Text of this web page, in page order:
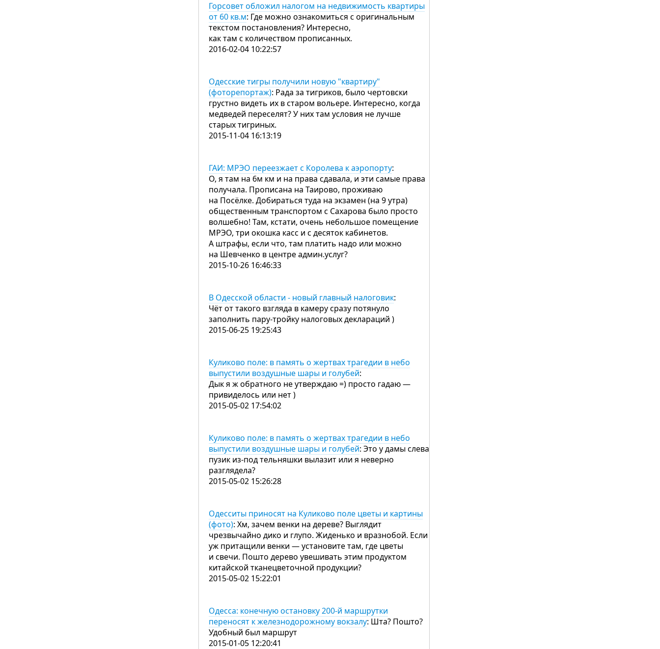
Горсовет обложил налогом на недвижимость квартиры
от 60 кв.м: Где можно ознакомиться с оригинальным
текстом постановления? Интересно,
как там с количеством прописанных.
2016-02-04 10:22:57
Одесские тигры получили новую "квартиру"
(фоторепортаж): Рада за тигриков, было чертовски
грустно видеть их в старом вольере. Интересно, когда
медведей переселят? У них там условия не лучше
старых тигриных.
2015-11-04 16:13:19
ГАИ: МРЭО переезжает с Королева к аэропорту:
О, я там на 6м км и на права сдавала, и эти самые права
получала. Прописана на Таирово, проживаю
на Посёлке. Добираться туда на экзамен (на 9 утра)
общественным транспортом с Сахарова было просто
волшебно! Там, кстати, очень небольшое помещение
МРЭО, три окошка касс и с десяток кабинетов.
А штрафы, если что, там платить надо или можно
на Шевченко в центре админ.услуг?
2015-10-26 16:46:33
В Одесской области - новый главный налоговик:
Чёт от такого взгляда в камеру сразу потянуло
заполнить пару-тройку налоговых деклараций )
2015-06-25 19:25:43
Куликово поле: в память о жертвах трагедии в небо
выпустили воздушные шары и голубей:
Дык я ж обратного не утверждаю =) просто гадаю —
привиделось или нет )
2015-05-02 17:54:02
Куликово поле: в память о жертвах трагедии в небо
выпустили воздушные шары и голубей: Это у дамы слева
пузик из-под тельняшки вылазит или я неверно
разглядела?
2015-05-02 15:26:28
Одесситы приносят на Куликово поле цветы и картины
(фото): Хм, зачем венки на дереве? Выглядит
чрезвычайно дико и глупо. Жиденько и вразнобой. Если
уж притащили венки — установите там, где цветы
и свечи. Пошто дерево увешивать этим продуктом
китайской тканецветочной продукции?
2015-05-02 15:22:01
Одесса: конечную остановку 200-й маршрутки
переносят к железнодорожному вокзалу: Шта? Пошто?
Удобный был маршрут
2015-01-05 12:20:41